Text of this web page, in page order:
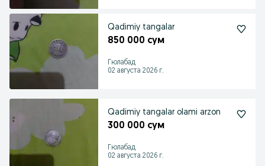
Qadimiy tangalar
850 000 сум
Гюлабад
02 августа 2026 г.
Qadimiy tangalar olami arzon
300 000 сум
Гюлабад
02 августа 2026 г.